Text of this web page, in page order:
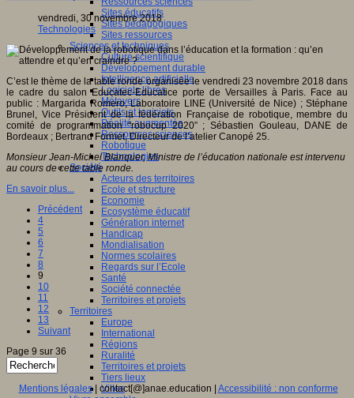
Sites éducatifs
Sites pédagogiques
Sites ressources
Sciences et techniques
Culture scientifique
Développement durable
Intelligence artificielle
Logiciels libres
Métavers
Outils et logiciels
Réalité augmentée
Ressources sciences
Robotique
Technologies
Société
Acteurs des territoires
Ecole et structure
Economie
Ecosystème éducatif
Génération internet
Handicap
Mondialisation
Normes scolaires
Regards sur l’Ecole
Santé
Société connectée
Territoires et projets
Territoires
Europe
International
Régions
Ruralité
Territoires et projets
Tiers lieux
Villes
vendredi, 30 novembre 2018
Technologies
C’est le thème de la table ronde organisée le vendredi 23 novembre 2018 dans
le cadre du salon Educatec-Educatice porte de Versailles à Paris. Face au
public : Margarida Romero, Laboratoire LINE (Université de Nice) ; Stéphane
Brunel, Vice Président de la fédération Française de robotique, membre du
comité de programmation “robocup 2020” ; Sébastien Gouleau, DANE de
Bordeaux ; Bertrand Formet, Directeur de l’atelier Canopé 25.
Monsieur Jean-Michel Blanquer, Ministre de l’éducation nationale est intervenu
au cours de cette table ronde.
En savoir plus...
Précédent
4
5
6
7
8
9
10
11
12
13
Suivant
Page 9 sur 36
Mentions légales| contact[@]anae.education | Accessibilité : non conforme